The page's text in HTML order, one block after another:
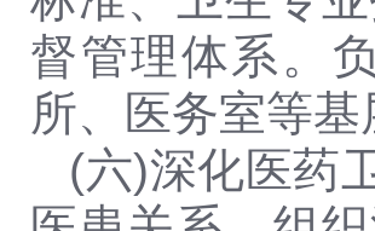
督管理体系。
所、医务室等
(六)深化医药